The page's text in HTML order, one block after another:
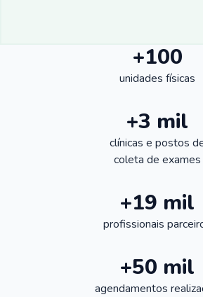
+100
unidades físicas
+3 mil
clínicas e postos
coleta de exames
+19 mil
profissionais
+50 mil
agendamentos